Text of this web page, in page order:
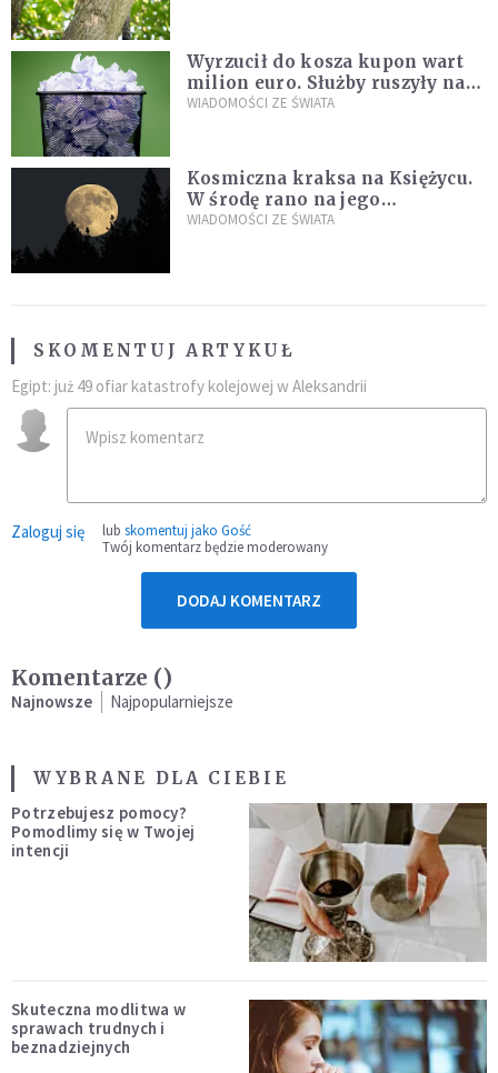
Wyrzucił do kosza kupon wart
milion euro. Służby ruszyły na
poszukiwania
WIADOMOŚCI ZE ŚWIATA
Kosmiczna kraksa na Księżycu.
W środę rano na jego
powierzchni dojdzie do
WIADOMOŚCI ZE ŚWIATA
SKOMENTUJ ARTYKUŁ
Egipt: już 49 ofiar katastrofy kolejowej w Aleksandrii
Zaloguj się lub skomentuj jako Gość
Twój komentarz będzie moderowany
DODAJ KOMENTARZ
Komentarze ()
Najnowsze Najpopularniejsze
WYBRANE DLA CIEBIE
Potrzebujesz pomocy?
Pomodlimy się w Twojej
intencji
Skuteczna modlitwa w
sprawach trudnych i
beznadziejnych